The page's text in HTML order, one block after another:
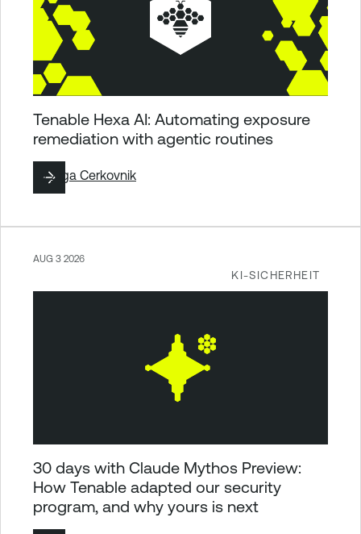
Tenable Hexa AI: Automating exposure
remediation with agentic routines
ByZiga Cerkovnik
KI-SICHERHEIT
AUG 3 2026
30 days with Claude Mythos Preview:
How Tenable adapted our security
program, and why yours is next